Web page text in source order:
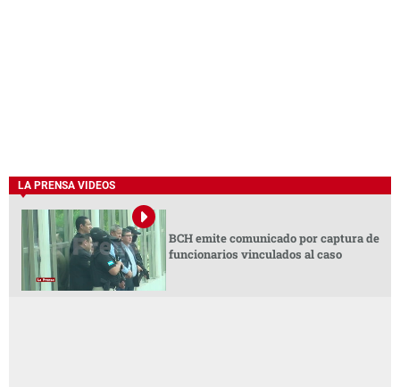
LA PRENSA VIDEOS
BCH emite comunicado por captura de
funcionarios vinculados al caso